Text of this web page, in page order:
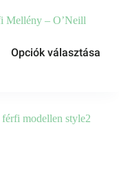
Mellény – O’Neill
Opciók választása